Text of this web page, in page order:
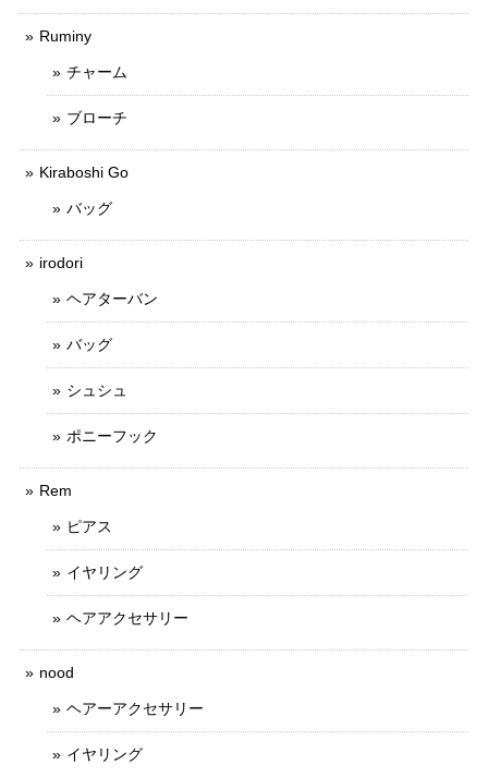
Ruminy
チャーム
ブローチ
Kiraboshi Go
バッグ
irodori
ヘアターバン
バッグ
シュシュ
ポニーフック
Rem
ピアス
イヤリング
ヘアアクセサリー
nood
ヘアーアクセサリー
イヤリング